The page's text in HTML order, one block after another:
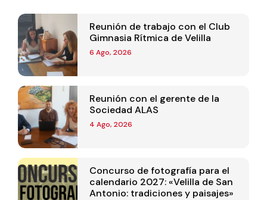
Reunión de trabajo con el Club
Gimnasia Rítmica de Velilla
6 Ago, 2026
Reunión con el gerente de la
Sociedad ALAS
4 Ago, 2026
Concurso de fotografía para el
calendario 2027: «Velilla de San
Antonio: tradiciones y paisajes»